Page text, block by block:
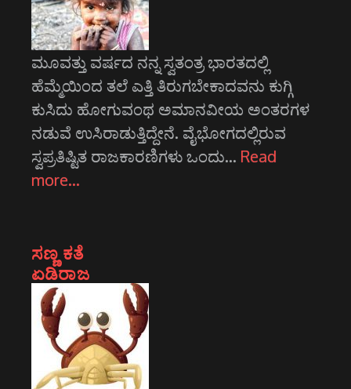
ಮೂವತ್ತು ವರ್ಷದ ನನ್ನ ಸ್ವತಂತ್ರ ಭಾರತದಲ್ಲಿ
ಹೆಮ್ಮೆಯಿಂದ ತಲೆ ಎತ್ತಿ ತಿರುಗಬೇಕಾದವನು ಕುಗ್ಗಿ
ಕುಸಿದು ಹೋಗುವಂಥ ಅಮಾನವೀಯ ಅಂತರಗಳ
ನಡುವೆ ಉಸಿರಾಡುತ್ತಿದ್ದೇನೆ. ವೈಭೋಗದಲ್ಲಿರುವ
ಸ್ವಪ್ರತಿಷ್ಟಿತ ರಾಜಕಾರಣಿಗಳು ಒಂದು… Read
more…
ಸಣ್ಣ ಕತೆ
ಏಡಿರಾಜ